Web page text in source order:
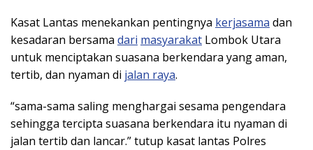
Kasat Lantas menekankan pentingnya kerjasama dan
kesadaran bersama dari masyarakat Lombok Utara
untuk menciptakan suasana berkendara yang aman,
tertib, dan nyaman di jalan raya.
“sama-sama saling menghargai sesama pengendara
sehingga tercipta suasana berkendara itu nyaman di
jalan tertib dan lancar.” tutup kasat lantas Polres